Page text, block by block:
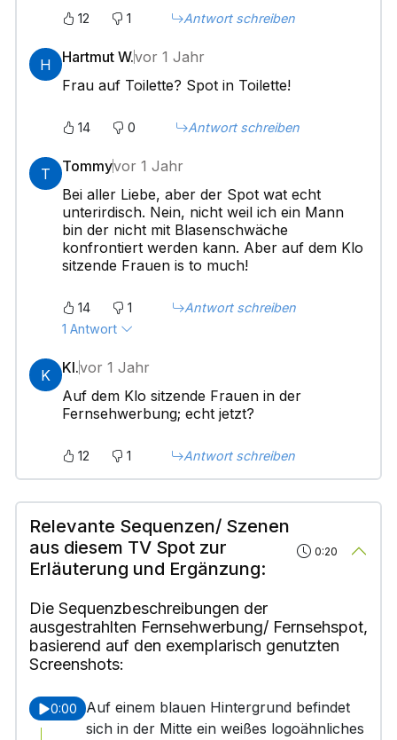
12 1 Antwort schreiben
H Hartmut W.vor 1 Jahr
Frau auf Toilette? Spot in Toilette!
14 0 Antwort schreiben
T Tommyvor 1 Jahr
Bei aller Liebe, aber der Spot wat echt
unterirdisch. Nein, nicht weil ich ein Mann
bin der nicht mit Blasenschwäche
konfrontiert werden kann. Aber auf dem Klo
sitzende Frauen is to much!
14 1
Antwort schreiben
1 Antwort
K Kl.vor 1 Jahr
Auf dem Klo sitzende Frauen in der
Fernsehwerbung; echt jetzt?
12 1 Antwort schreiben
Relevante Sequenzen/ Szenen
aus diesem TV Spot zur
Erläuterung und Ergänzung:
0:20
Die Sequenzbeschreibungen der
ausgestrahlten Fernsehwerbung/ Fernsehspot,
basierend auf den exemplarisch genutzten
Screenshots:
0:00
Auf einem blauen Hintergrund befindet
sich in der Mitte ein weißes logoähnliches